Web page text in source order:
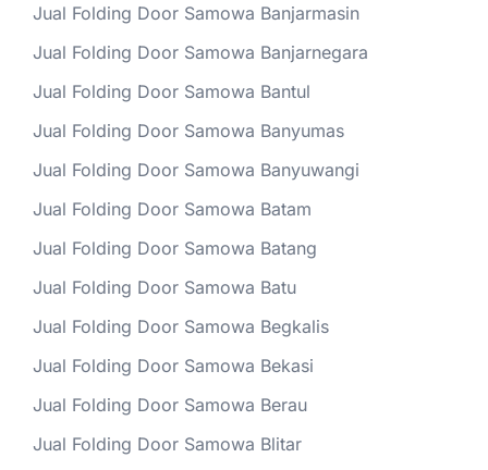
Jual Folding Door Samowa Banjarmasin
Jual Folding Door Samowa Banjarnegara
Jual Folding Door Samowa Bantul
Jual Folding Door Samowa Banyumas
Jual Folding Door Samowa Banyuwangi
Jual Folding Door Samowa Batam
Jual Folding Door Samowa Batang
Jual Folding Door Samowa Batu
Jual Folding Door Samowa Begkalis
Jual Folding Door Samowa Bekasi
Jual Folding Door Samowa Berau
Jual Folding Door Samowa Blitar